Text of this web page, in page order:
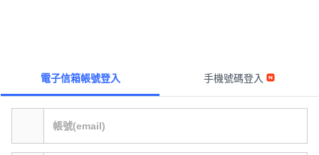
電子信箱帳號登入 手機號碼登入